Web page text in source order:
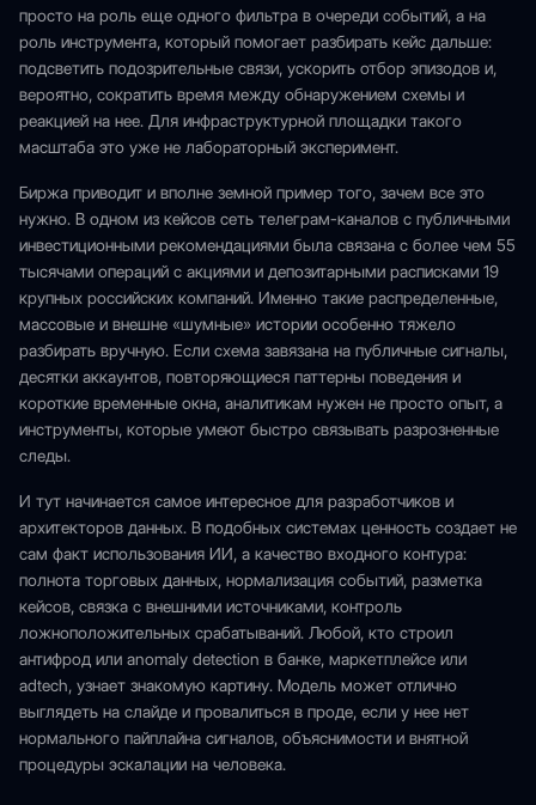
просто на роль еще одного фильтра в очереди событий, а на
роль инструмента, который помогает разбирать кейс дальше:
подсветить подозрительные связи, ускорить отбор эпизодов и,
вероятно, сократить время между обнаружением схемы и
реакцией на нее. Для инфраструктурной площадки такого
масштаба это уже не лабораторный эксперимент.
Биржа приводит и вполне земной пример того, зачем все это
нужно. В одном из кейсов сеть телеграм-каналов с публичными
инвестиционными рекомендациями была связана с более чем 55
тысячами операций с акциями и депозитарными расписками 19
крупных российских компаний. Именно такие распределенные,
массовые и внешне «шумные» истории особенно тяжело
разбирать вручную. Если схема завязана на публичные сигналы,
десятки аккаунтов, повторяющиеся паттерны поведения и
короткие временные окна, аналитикам нужен не просто опыт, а
инструменты, которые умеют быстро связывать разрозненные
следы.
И тут начинается самое интересное для разработчиков и
архитекторов данных. В подобных системах ценность создает не
сам факт использования ИИ, а качество входного контура:
полнота торговых данных, нормализация событий, разметка
кейсов, связка с внешними источниками, контроль
ложноположительных срабатываний. Любой, кто строил
антифрод или anomaly detection в банке, маркетплейсе или
adtech, узнает знакомую картину. Модель может отлично
выглядеть на слайде и провалиться в проде, если у нее нет
нормального пайплайна сигналов, объяснимости и внятной
процедуры эскалации на человека.